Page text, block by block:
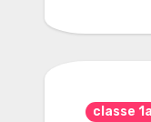
classe 1a